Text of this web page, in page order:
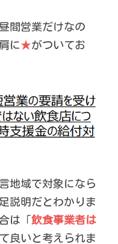
間営業だけなの
に★がついてお
地域で対象になら
説明だとわかりま
は「飲食事業者は
良いと考えられま